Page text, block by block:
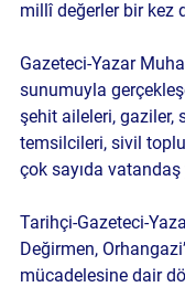
millî değerler bir kez
Gazeteci-Yazar
sunumuyla
şehit aileleri, gaziler,
temsilcileri, sivil
çok sayıda vatandaş
Tarihçi-Gazeteci-
Değirmen,
mücadelesine dair